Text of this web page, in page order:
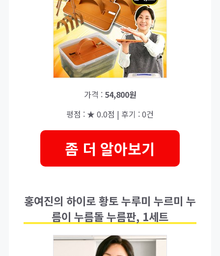
가격 : 54,800원
평점 : ★ 0.0점 | 후기 : 0건
좀 더 알아보기
홍여진의 하이로 황토 누루미 누르미 누
름이 누름돌 누름판, 1세트